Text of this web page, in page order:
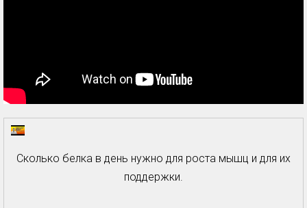
Сколько белка в день нужно для роста мышц и для их
поддержки.